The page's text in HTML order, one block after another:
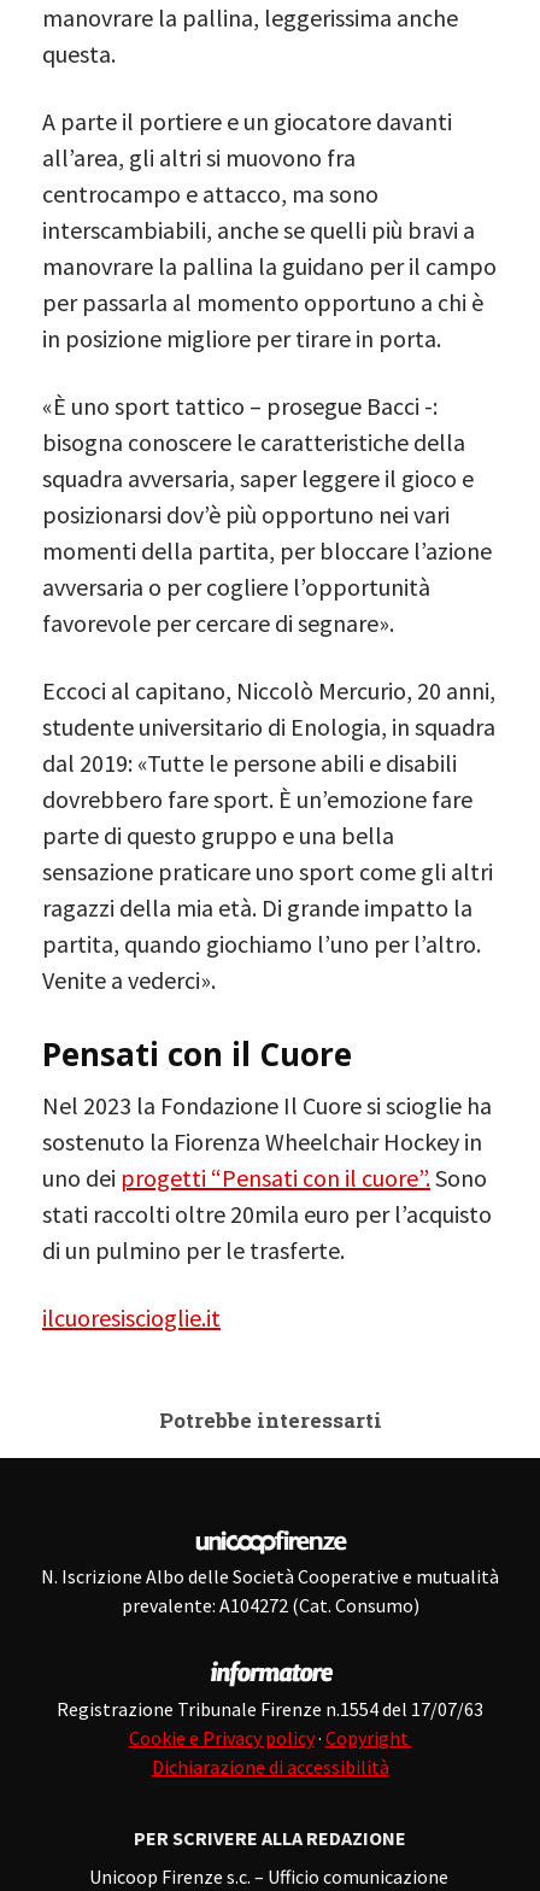
manovrare la pallina, leggerissima anche
questa.
A parte il portiere e un giocatore davanti
all’area, gli altri si muovono fra
centrocampo e attacco, ma sono
interscambiabili, anche se quelli più bravi a
manovrare la pallina la guidano per il campo
per passarla al momento opportuno a chi è
in posizione migliore per tirare in porta.
«È uno sport tattico – prosegue Bacci -:
bisogna conoscere le caratteristiche della
squadra avversaria, saper leggere il gioco e
posizionarsi dov’è più opportuno nei vari
momenti della partita, per bloccare l’azione
avversaria o per cogliere l’opportunità
favorevole per cercare di segnare».
Eccoci al capitano, Niccolò Mercurio, 20 anni,
studente universitario di Enologia, in squadra
dal 2019: «Tutte le persone abili e disabili
dovrebbero fare sport. È un’emozione fare
parte di questo gruppo e una bella
sensazione praticare uno sport come gli altri
ragazzi della mia età. Di grande impatto la
partita, quando giochiamo l’uno per l’altro.
Venite a vederci».
Pensati con il Cuore
Nel 2023 la Fondazione Il Cuore si scioglie ha
sostenuto la Fiorenza Wheelchair Hockey in
uno dei progetti “Pensati con il cuore”.Sono
stati raccolti oltre 20mila euro per l’acquisto
di un pulmino per le trasferte.
ilcuoresiscioglie.it
Potrebbe interessarti
N. Iscrizione Albo delle Società Cooperative e mutualità
prevalente: A104272 (Cat. Consumo)
Registrazione Tribunale Firenze n.1554 del 17/07/63
Cookie e Privacy policy· Copyright
Dichiarazione di accessibilità
PER SCRIVERE ALLA REDAZIONE
Unicoop Firenze s.c. – Ufficio comunicazione